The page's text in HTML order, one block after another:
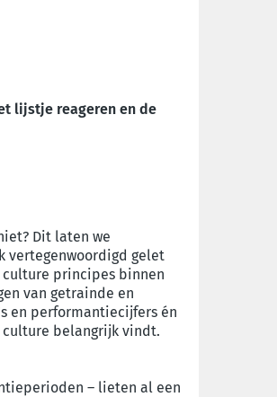
lijstje reageren en de
Dit laten we
vertegenwoordigd gelet
culture principes binnen
van getrainde en
en performantiecijfers én
belangrijk vindt.
– lieten al een